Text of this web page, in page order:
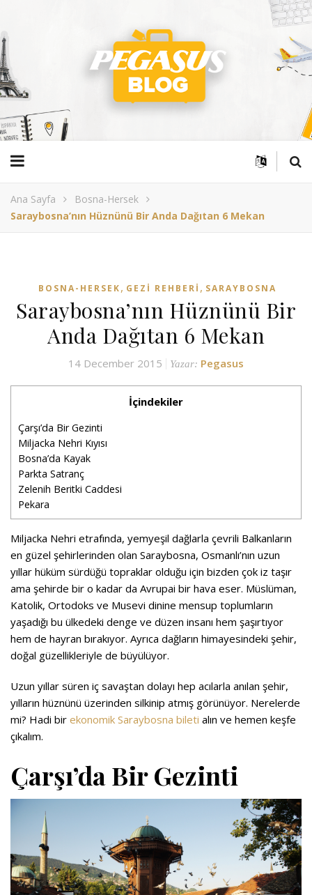
Ana Sayfa
Bosna-Hersek
Saraybosna’nın Hüznünü Bir Anda Dağıtan 6 Mekan
BOSNA-HERSEK, GEZI REHBERI , SARAYBOSNA
Saraybosna’nın Hüznünü Bir
Anda Dağıtan 6 Mekan
14 December 2015 Yazar: Pegasus
İçindekiler
Çarşı’da Bir Gezinti
Miljacka Nehri Kıyısı
Bosna’da Kayak
Parkta Satranç
Zelenih Beritki Caddesi
Pekara
Miljacka Nehri etrafında, yemyeşil dağlarla çevrili Balkanların
en güzel şehirlerinden olan Saraybosna, Osmanlı’nın uzun
yıllar hüküm sürdüğü topraklar olduğu için bizden çok iz taşır
ama şehirde bir o kadar da Avrupai bir hava eser. Müslüman,
Katolik, Ortodoks ve Musevi dinine mensup toplumların
yaşadığı bu ülkedeki denge ve düzen insanı hem şaşırtıyor
hem de hayran bırakıyor. Ayrıca dağların himayesindeki şehir,
doğal güzellikleriyle de büyülüyor.
Uzun yıllar süren iç savaştan dolayı hep acılarla anılan şehir,
yılların hüznünü üzerinden silkinip atmış görünüyor. Nerelerde
mi? Hadi bir ekonomik Saraybosna bileti alın ve hemen keşfe
çıkalım.
Çarşı’da Bir Gezinti